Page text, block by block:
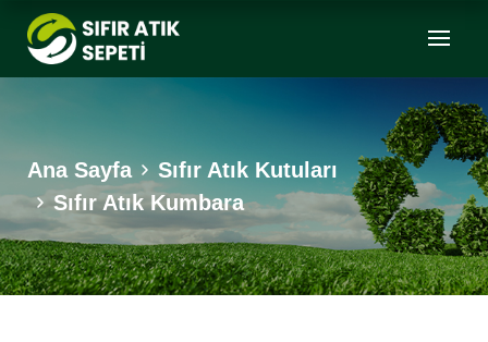
Ana Sayfa
Sıfır Atık Kutuları
Sıfır Atık Kumbara